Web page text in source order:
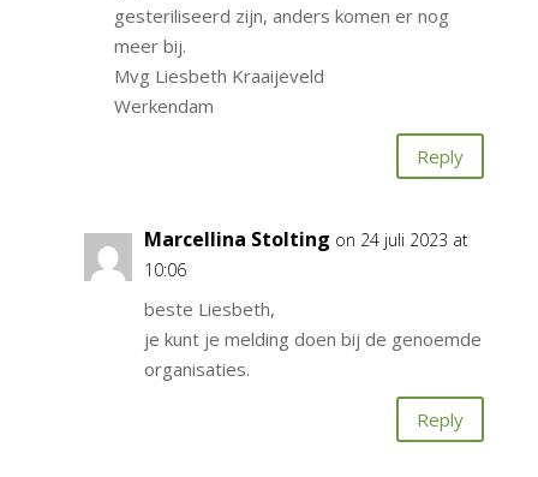
gesteriliseerd zijn, anders komen er nog
meer bij.
Mvg Liesbeth Kraaijeveld
Werkendam
Reply
Marcellina Stolting on 24 juli 2023 at
10:06
beste Liesbeth,
je kunt je melding doen bij de genoemde
organisaties.
Reply